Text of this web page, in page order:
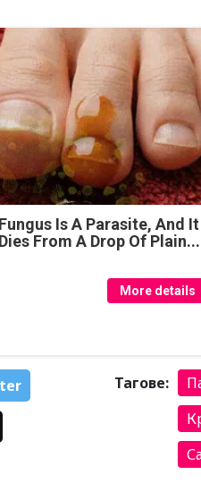
Fungus Is A Parasite, And It
Dies From A Drop Of Plain...
More details
Тагове: